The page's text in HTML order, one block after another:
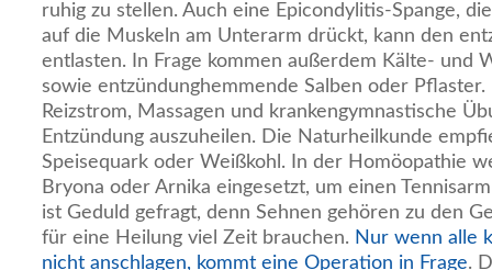
ruhig zu stellen. Auch eine Epicondylitis-Spange,
auf die Muskeln am Unterarm drückt, kann den
entlasten. In Frage kommen außerdem Kälte- und
sowie entzündunghemmende Salben oder Pflaster.
Reizstrom, Massagen und krankengymnastische
Entzündung auszuheilen. Die Naturheilkunde
Speisequark oder Weißkohl. In der Homöopathie
Bryona oder Arnika eingesetzt, um einen
ist Geduld gefragt, denn Sehnen gehören zu den
für eine Heilung viel Zeit brauchen. Nur wenn alle
nicht anschlagen, kommt eine Operation in Frage.